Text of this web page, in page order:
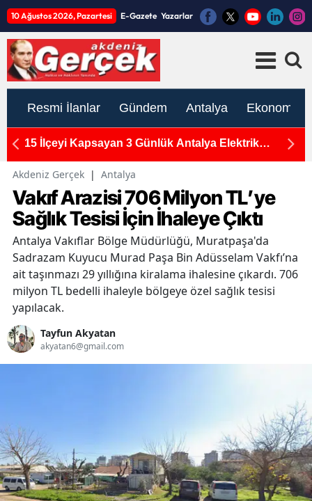
10 Ağustos 2026, Pazartesi E-Gazete Yazarlar
Resmi İlanlar Gündem Antalya Ekonomi
15 İlçeyi Kapsayan 3 Günlük Antalya Elektrik
Akdeniz Gerçek | Antalya
Vakıf Arazisi 706 Milyon TL’ye
Sağlık Tesisi İçin İhaleye Çıktı
Antalya Vakıflar Bölge Müdürlüğü, Muratpaşa'da
Sadrazam Kuyucu Murad Paşa Bin Adüsselam Vakfı’na
ait taşınmazı 29 yıllığına kiralama ihalesine çıkardı. 706
milyon TL bedelli ihaleyle bölgeye özel sağlık tesisi
yapılacak.
Tayfun Akyatan
akyatan6@gmail.com